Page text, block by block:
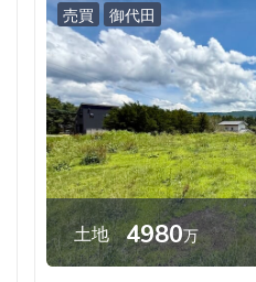
売買 御代田
土地 4980万